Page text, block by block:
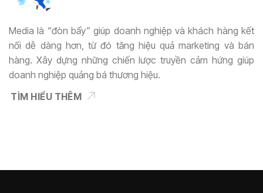
Media là “đòn bẩy” giúp doanh nghiệp và khách hàng kết
nối dễ dàng hơn, từ đó tăng hiệu quả marketing và bán
hàng. Xây dựng những chiến lược truyền cảm hứng giúp
doanh nghiệp quảng bá thương hiệu.
TÌM HIỂU THÊM